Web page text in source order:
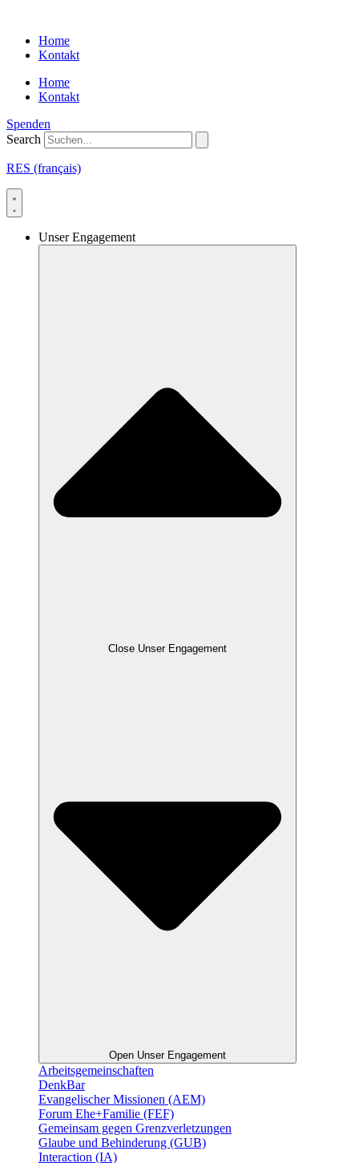
contentHome
Kontakt
Home
Kontakt
Spenden
Search
RES (français)
Unser Engagement
Close Unser Engagement
Open Unser Engagement
Arbeitsgemeinschaften
DenkBar
Evangelischer Missionen (AEM)
Forum Ehe+Familie (FEF)
Gemeinsam gegen Grenzverletzungen
Glaube und Behinderung (GUB)
Interaction (IA)